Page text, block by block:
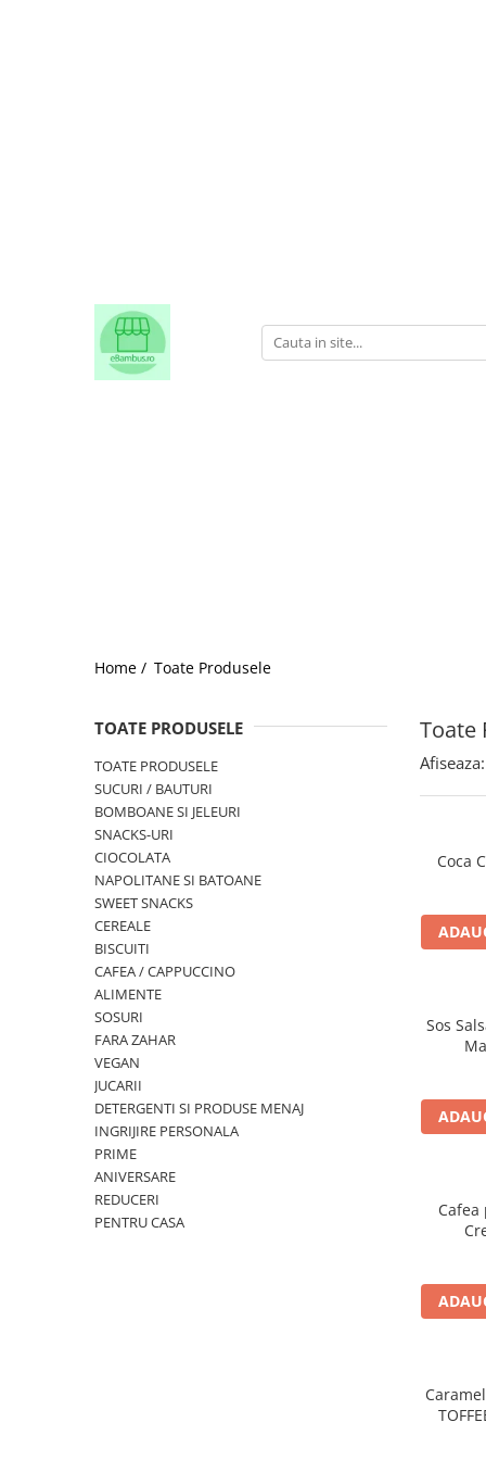
Home / Toate Produsele
Toate
TOATE PRODUSELE
TOATE PRODUSELE
SUCURI / BAUTURI
BOMBOANE SI JELEURI
SNACKS-URI
CIOCOLATA
NAPOLITANE SI BATOANE
SWEET SNACKS
CEREALE
BISCUITI
CAFEA / CAPPUCCINO
ALIMENTE
SOSURI
FARA ZAHAR
VEGAN
JUCARII
DETERGENTI SI PRODUSE MENAJ
INGRIJIRE PERSONALA
PRIME
ANIVERSARE
REDUCERI
PENTRU CASA
Afiseaza:
Coca
Sos